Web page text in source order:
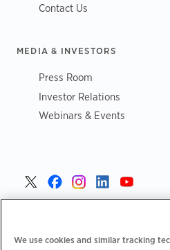
Contact Us
MEDIA & INVESTORS
Press Room
Investor Relations
Webinars & Events
We use cookies and similar tracking